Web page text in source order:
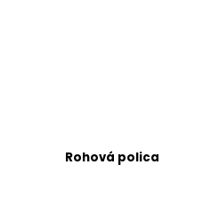
Rohová polica